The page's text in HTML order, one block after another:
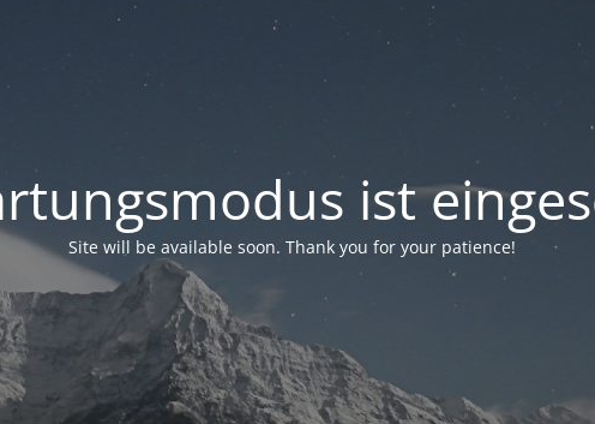
ist
Site will be available soon. Thank you for your patience!